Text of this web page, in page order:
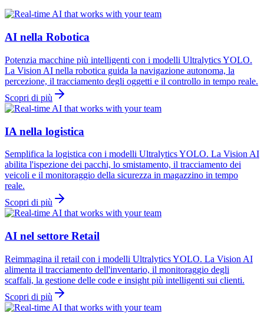
AI nella Robotica
Potenzia macchine più intelligenti con i modelli Ultralytics YOLO.
La Vision AI nella robotica guida la navigazione autonoma, la
percezione, il tracciamento degli oggetti e il controllo in tempo reale.
Scopri di più
IA nella logistica
Semplifica la logistica con i modelli Ultralytics YOLO. La Vision AI
abilita l'ispezione dei pacchi, lo smistamento, il tracciamento dei
veicoli e il monitoraggio della sicurezza in magazzino in tempo
reale.
Scopri di più
AI nel settore Retail
Reimmagina il retail con i modelli Ultralytics YOLO. La Vision AI
alimenta il tracciamento dell'inventario, il monitoraggio degli
scaffali, la gestione delle code e insight più intelligenti sui clienti.
Scopri di più